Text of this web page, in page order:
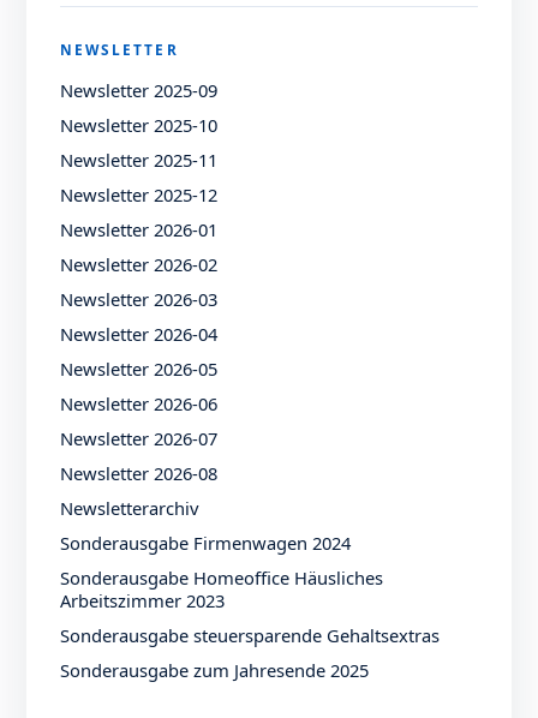
NEWSLETTER
Newsletter 2025-09
Newsletter 2025-10
Newsletter 2025-11
Newsletter 2025-12
Newsletter 2026-01
Newsletter 2026-02
Newsletter 2026-03
Newsletter 2026-04
Newsletter 2026-05
Newsletter 2026-06
Newsletter 2026-07
Newsletter 2026-08
Newsletterarchiv
Sonderausgabe Firmenwagen 2024
Sonderausgabe Homeoffice Häusliches
Arbeitszimmer 2023
Sonderausgabe steuersparende Gehaltsextras
Sonderausgabe zum Jahresende 2025